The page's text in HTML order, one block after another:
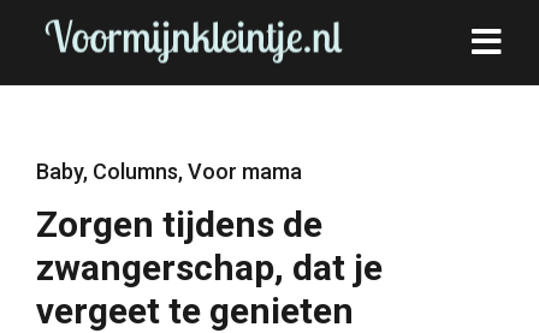
Baby, Columns,Voor mama
Zorgen tijdens de
zwangerschap, dat je
vergeet te genieten